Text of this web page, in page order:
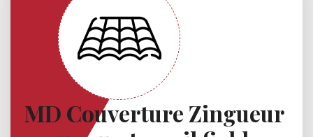
MD Couverture Zingueur